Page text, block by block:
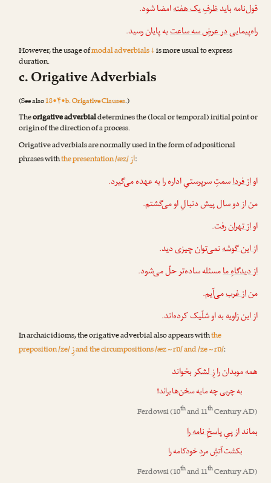
قول‌نامه بایدظرفِ یک هفتهامضا شود.
راه‌پیماییدر عرضِ سه ساعتبه پایان رسید.
However, the usage ofmodal adverbials ↓is more usual to express
duration.
c. Origative Adverbials
(See also18•۴•b. Origative Clauses.)
Theorigative adverbialdetermines the (local or temporal) initial point or
origin of the direction of a process.
Origative adverbials are normally used in the form of adpositional
phrases withthe presentation /æz/از:
اواز فرداسمتِ سرپرستیِ اداره را به عهده می‌گیرد.
مناز دو سال پیشدنبالِ او می‌گشتم.
اواز تهرانرفت.
از این گوشهنمی‌توان چیزی دید.
از دیدگاهِ مامسئله ساده‌تر حلّ می‌شود.
مناز غربمی‌آیم.
از این زاویهبه او شلّیک کرده‌اند.
In archaic idioms, the origative adverbial also appears withthe
preposition /ze/زِand the circumpositions /æz ~ rɒ/ and /ze ~ rɒ/:
همه موبدان رازِ لشکربخواند
به چربی چه مایه سخن‌ها براند!
Ferdowsi(10thand 11thCentury AD)
بمانداز پیِ پاسخِ نامه را
بکشت آتشِ مردِ خودکامه را
Ferdowsi(10thand 11thCentury AD)